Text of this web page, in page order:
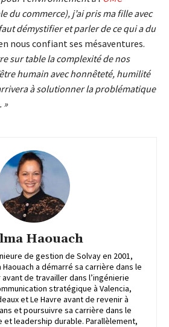
du commerce), j’ai pris ma fille avec
démystifier et parler de ce qui a du
nous confiant ses mésaventures.
sur table la complexité de nos
humain avec honnêteté, humilité
à solutionner la problématique
»
Haouach
de gestion de Solvay en 2001,
a démarré sa carrière dans le
de travailler dans l’ingénierie
stratégique à Valencia,
et Le Havre avant de revenir à
et poursuivre sa carrière dans le
leadership durable. Parallèlement,